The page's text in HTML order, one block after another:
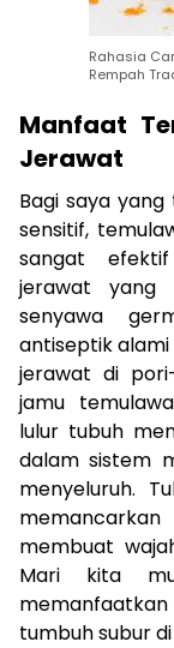
Rahasia
Rempah
Manfaat
Jerawat
Bagi saya
sensitif,
sangat
jerawat yang
senyawa
antiseptik
jerawat di
jamu
lulur tubuh
dalam sistem
menyeluruh.
membuat
Mari kita
tumbuh subur